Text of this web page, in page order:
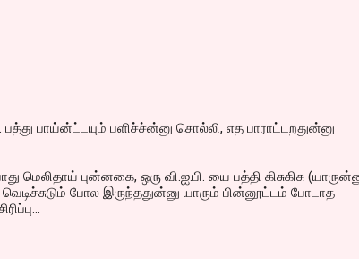
பத்து பாய்ன்ட்டயும் பளிச்ச்ன்னு சொல்லி, எத பாராட்டறதுன்னு
புன்னகை, ஒரு வி.ஐ.பி. யை பத்தி கிசுகிசு
போல இருந்ததுன்னு யாரும் பின்னூட்டம் போடாத